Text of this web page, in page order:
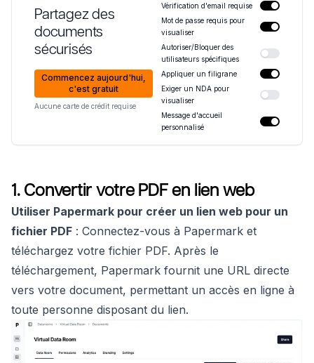
Partagez des
documents
sécurisés
Commencez aujourd'hui,
c'est gratuit
Aucune carte de crédit requise
Vérification d'email requise
Mot de passe requis pour
visualiser
Autoriser/Bloquer des
utilisateurs spécifiques
Appliquer un filigrane
Exiger un NDA pour
visualiser
Message d'accueil
personnalisé
1. Convertir votre PDF en lien web
Utiliser Papermark pour créer un lien web pour un
fichier PDF : Connectez-vous à Papermark et
téléchargez votre fichier PDF. Après le
téléchargement, Papermark fournit une URL directe
vers votre document, permettant un accès en ligne à
toute personne disposant du lien.